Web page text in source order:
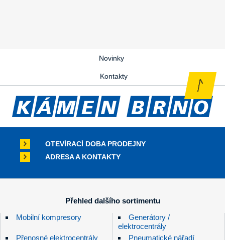
Novinky
Kontakty
OTEVÍRACÍ DOBA PRODEJNY
ADRESA A KONTAKTY
Přehled dalšího sortimentu
Mobilní kompresory
Generátory /
elektrocentrály
Přenosné elektrocentrály
Pneumatické nářadí